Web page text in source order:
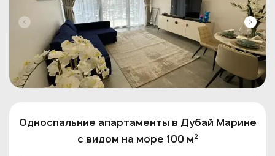
Односпальние апартаменты в Дубай Марине
с видом на море 100 м2